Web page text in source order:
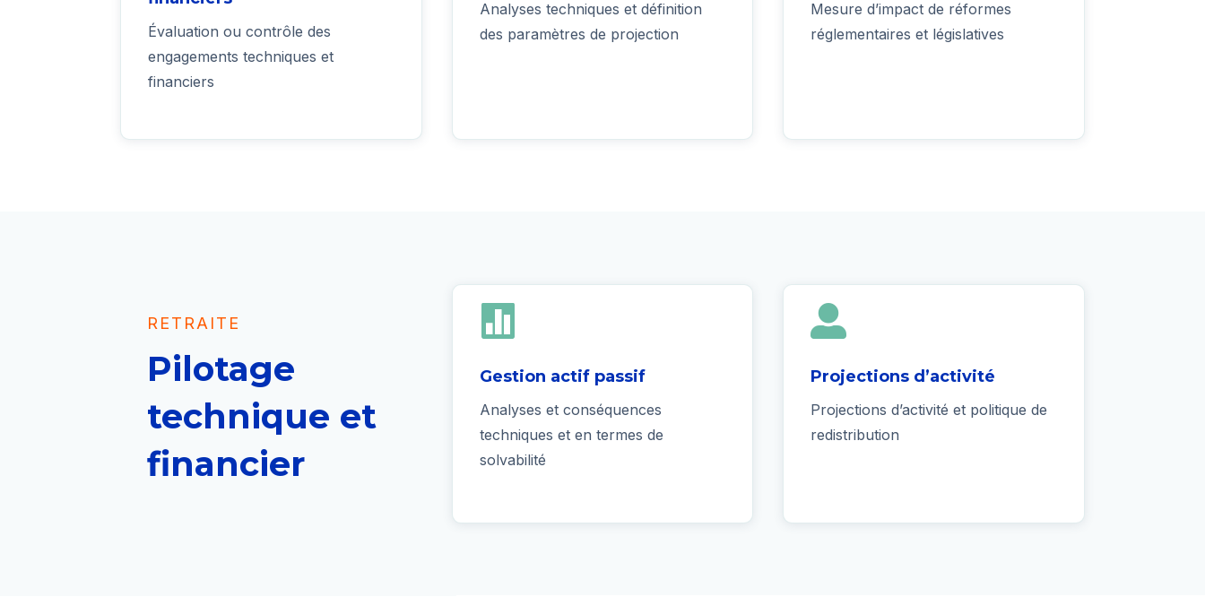
Évaluation ou contrôle des
engagements techniques et
financiers
Analyses techniques et définition
des paramètres de projection
Mesure d’impact de réformes
réglementaires et législatives
RETRAITE
Pilotage
technique et
financier

Gestion actif passif
Analyses et conséquences
techniques et en termes de
solvabilité

Projections d’activité
Projections d’activité et politique de
redistribution